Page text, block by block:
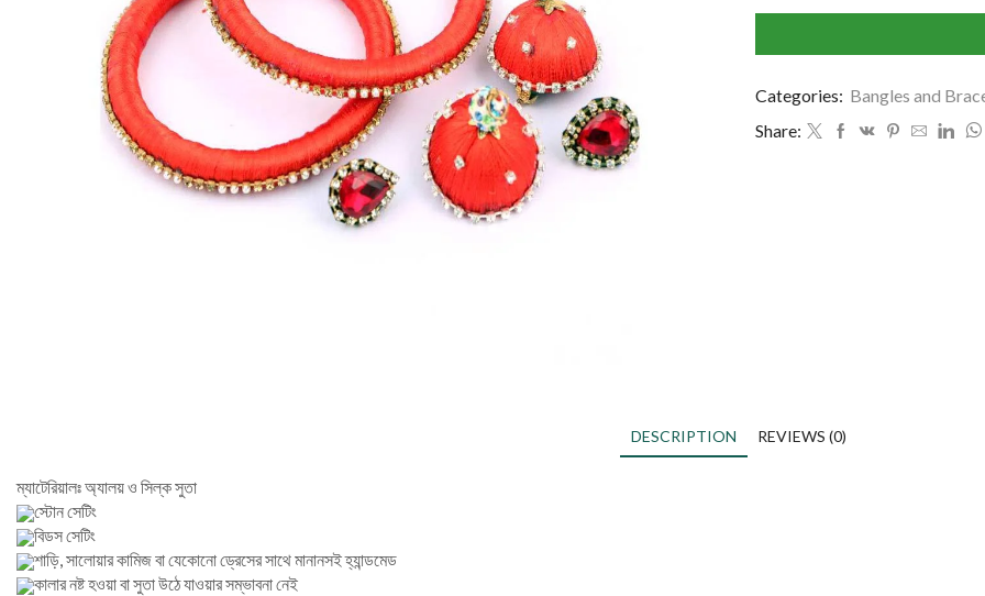
Categories: Bangles and
Share:
DESCRIPTION REVIEWS (0)
ম্যাটেরিয়ালঃ অ্যালয় ও সিল্ক সুতা
স্টোন সেটিং
বিডস সেটিং
শাড়ি, সালোয়ার কামিজ বা যেকোনো ড্রেসের সাথে মানানসই হ্যান্ডমেড
কালার নষ্ট হওয়া বা সুতা উঠে যাওয়ার সম্ভাবনা নেই